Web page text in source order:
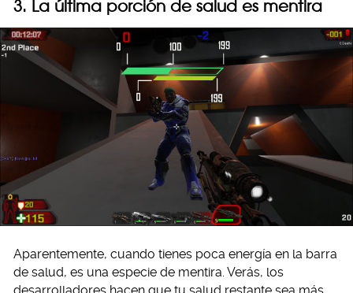
3. La última porción de salud es mentira
Aparentemente, cuando tienes poca energía en la barra
de salud, es una especie de mentira. Verás, los
desarrolladores hacen que tu salud restante sea más